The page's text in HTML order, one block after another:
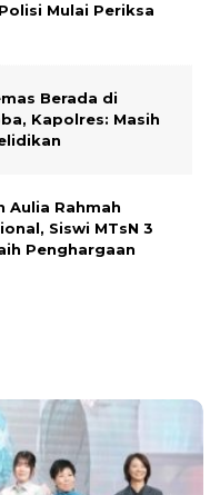
Mulai Periksa
Berada di
Kapolres: Masih
Aulia Rahmah
Siswi MTsN 3
Penghargaan